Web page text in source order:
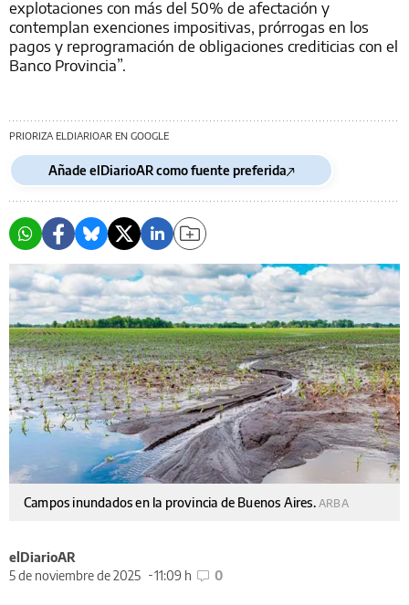
explotaciones con más del 50% de afectación y
contemplan exenciones impositivas, prórrogas en los
pagos y reprogramación de obligaciones crediticias con el
Banco Provincia”.
PRIORIZA ELDIARIOAR EN GOOGLE
Añade elDiarioAR como fuente preferida
Campos inundados en la provincia de Buenos Aires. ARBA
elDiarioAR
5 de noviembre de 2025
11:09 h 0